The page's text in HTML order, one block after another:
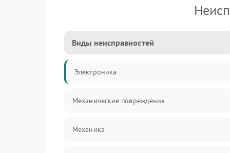
Виды неисправностей
Электроника
Механические повреждения
Механика